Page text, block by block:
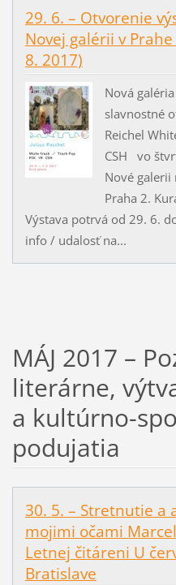
29. 6. – Otvorenie
Novej galérii v
8. 2017)
Nová
slavnostné
Reichel
CSH vo
Nové galerii
Praha 2.
Výstava potrvá od 29. 6.
info / udalosť na...
MÁJ 2017 –
literárne,
a kultúrno-
podujatia
30. 5. – Stretnutie a
mojimi očami
Letnej čitáreni U
Bratislave